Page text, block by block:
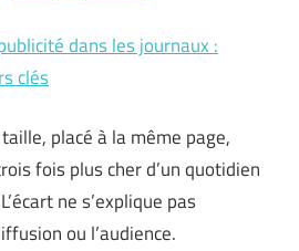
dans les journaux :
clés
placé à la même page,
fois plus cher d’un quotidien
ne s’explique pas
ou l’audience.